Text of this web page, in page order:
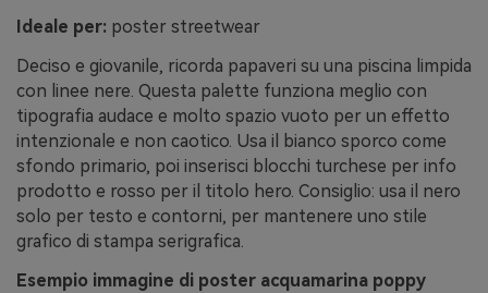
Ideale per: poster streetwear
Deciso e giovanile, ricorda papaveri su una piscina limpida
con linee nere. Questa palette funziona meglio con
tipografia audace e molto spazio vuoto per un effetto
intenzionale e non caotico. Usa il bianco sporco come
sfondo primario, poi inserisci blocchi turchese per info
prodotto e rosso per il titolo hero. Consiglio: usa il nero
solo per testo e contorni, per mantenere uno stile
grafico di stampa serigrafica.
Esempio immagine di poster acquamarina poppy